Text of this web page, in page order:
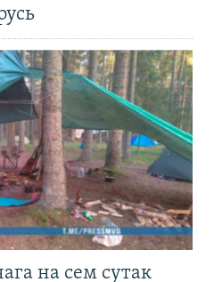
на сем сутак